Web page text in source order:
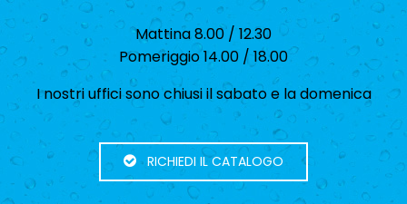
Mattina 8.00 / 12.30
Pomeriggio 14.00 / 18.00
I nostri uffici sono chiusi il sabato e la domenica
RICHIEDI IL CATALOGO